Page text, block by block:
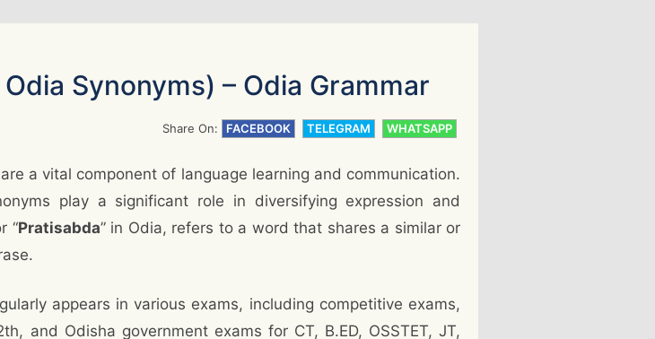
Synonyms) – Odia Grammar
Share On: FACEBOOK TELEGRAM WHATSAPP
a vital component of language learning and communication.
play a significant role in diversifying expression and
“Pratisabda” in Odia, refers to a word that shares a similar or
appears in various exams, including competitive exams,
and Odisha government exams for CT, B.ED, OSSTET, JT,